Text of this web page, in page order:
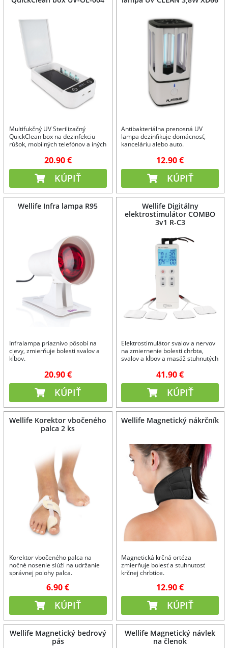
Multifukčný UV Sterilizačný
QuickClean box na dezinfekciu
rúšok, mobilných telefónov a iných
20.90 €
KÚPIŤ
Antibakteriálna prenosná UV
lampa dezinfikuje domácnosť,
kanceláriu alebo auto.
12.90 €
KÚPIŤ
Wellife Infra lampa R95
Infralampa priaznivo pôsobí na
cievy, zmierňuje bolesti svalov a
kĺbov.
20.90 €
KÚPIŤ
Wellife Digitálny
elektrostimulátor COMBO
3v1 R-C3
Elektrostimulátor svalov a nervov
na zmiernenie bolesti chrbta,
svalov a kĺbov a masáž stuhnutých
41.90 €
KÚPIŤ
Wellife Korektor vbočeného
palca 2 ks
Korektor vbočeného palca na
nočné nosenie slúži na udržanie
správnej polohy palca.
6.90 €
KÚPIŤ
Wellife Magnetický nákrčník
Magnetická krčná ortéza
zmierňuje bolesť a stuhnutosť
krčnej chrbtice.
12.90 €
KÚPIŤ
Wellife Magnetický bedrový
pás
Wellife Magnetický návlek
na členok